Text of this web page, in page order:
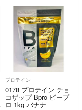
プロテイン
0178 プロテイン チョ
コザップ Bpro ビープ
ロ 1kg バナナ